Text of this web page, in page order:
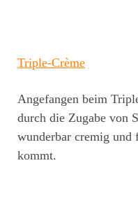
Triple-Crème
Angefangen beim
durch die Zugabe von
wunderbar cremig und
kommt.